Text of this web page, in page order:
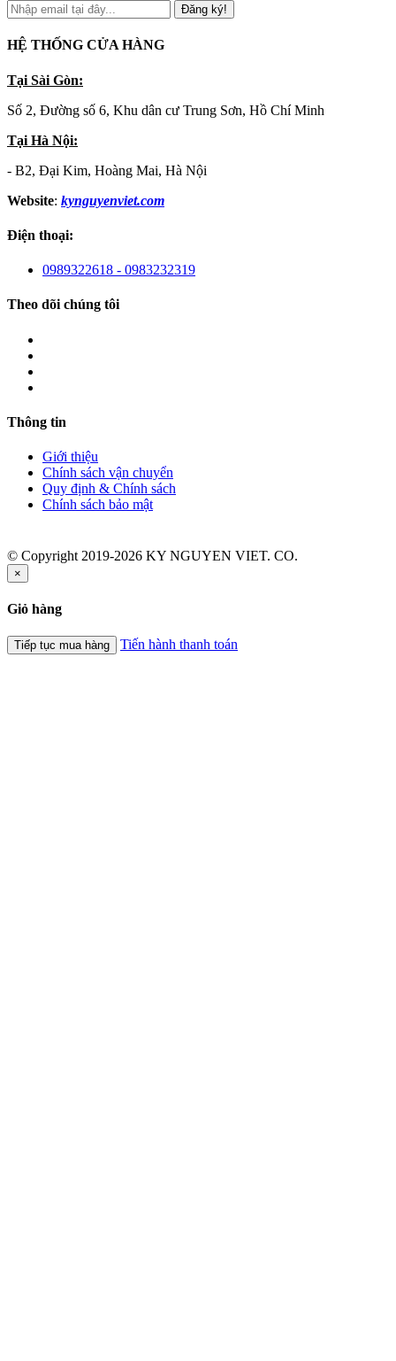
Đăng ký!
HỆ THỐNG CỬA HÀNG
Tại Sài Gòn:
Số 2, Đường số 6, Khu dân cư Trung Sơn, Hồ Chí Minh
Tại Hà Nội:
- B2, Đại Kim, Hoàng Mai, Hà Nội
Website: kynguyenviet.com
Điện thoại:
0989322618 - 0983232319
Theo dõi chúng tôi
Thông tin
Giới thiệu
Chính sách vận chuyển
Quy định & Chính sách
Chính sách bảo mật
© Copyright 2019-2026 KY NGUYEN VIET. CO.
×
Giỏ hàng
Tiếp tục mua hàng Tiến hành thanh toán